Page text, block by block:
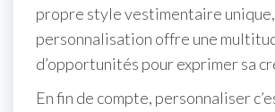
propre style vestimentaire
personnalisation offre une
d’opportunités pour exprimer sa
En fin de compte, personnaliser